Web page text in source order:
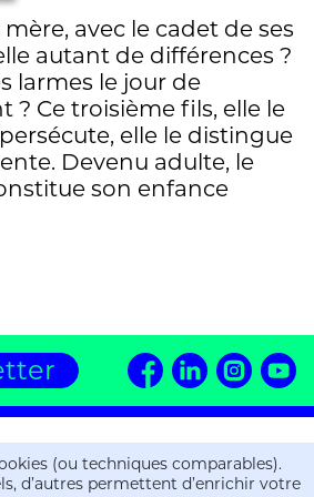
avec le cadet de ses
autant de différences ?
larmes le jour de
? Ce troisième fils, elle le
elle le distingue
Devenu adulte, le
son enfance
(ou techniques comparables).
d’autres permettent d’enrichir votre